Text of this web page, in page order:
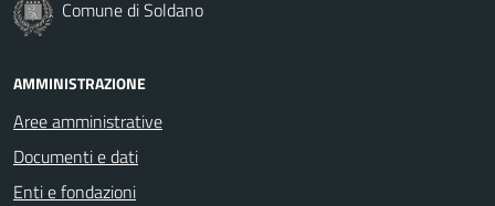
Comune di Soldano
AMMINISTRAZIONE
Aree amministrative
Documenti e dati
Enti e fondazioni